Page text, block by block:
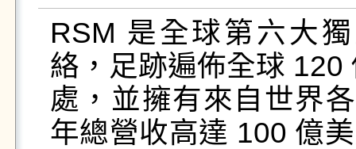
RSM 是全球第六大
絡，足跡遍佈全球
處，並擁有來自世界
年總營收高達 100 億